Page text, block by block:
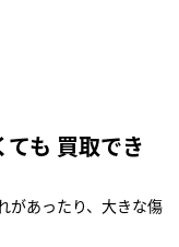
も 買取でき
があったり、大きな傷